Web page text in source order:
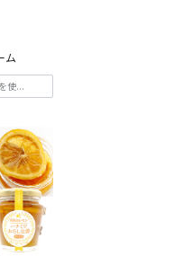
ム
使...